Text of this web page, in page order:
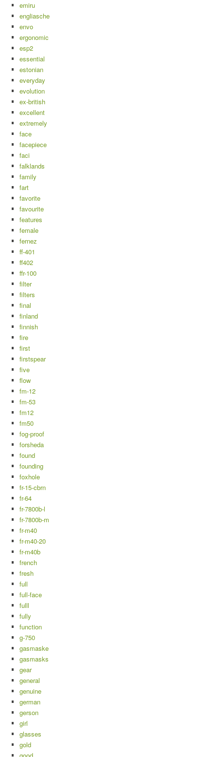
emiru
engliasche
envo
ergonomic
esp2
essential
estonian
everyday
evolution
ex-british
excellent
extremely
face
facepiece
faci
falklands
family
fart
favorite
favourite
features
female
fernez
ff-401
ff402
ffr-100
filter
filters
final
finland
finnish
fire
first
firstspear
five
flow
fm-12
fm-53
fm12
fm50
fog-proof
forsheda
found
founding
foxhole
fr-15-cbrn
fr-64
fr-7800b-l
fr-7800b-m
fr-m40
fr-m40-20
fr-m40b
french
fresh
full
full-face
fulll
fully
function
g-750
gasmaske
gasmasks
gear
general
genuine
german
gerson
girl
glasses
gold